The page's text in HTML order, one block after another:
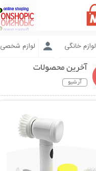
لوازم خانگی لوازم شخصی
آخرین محصولات
آرشیو